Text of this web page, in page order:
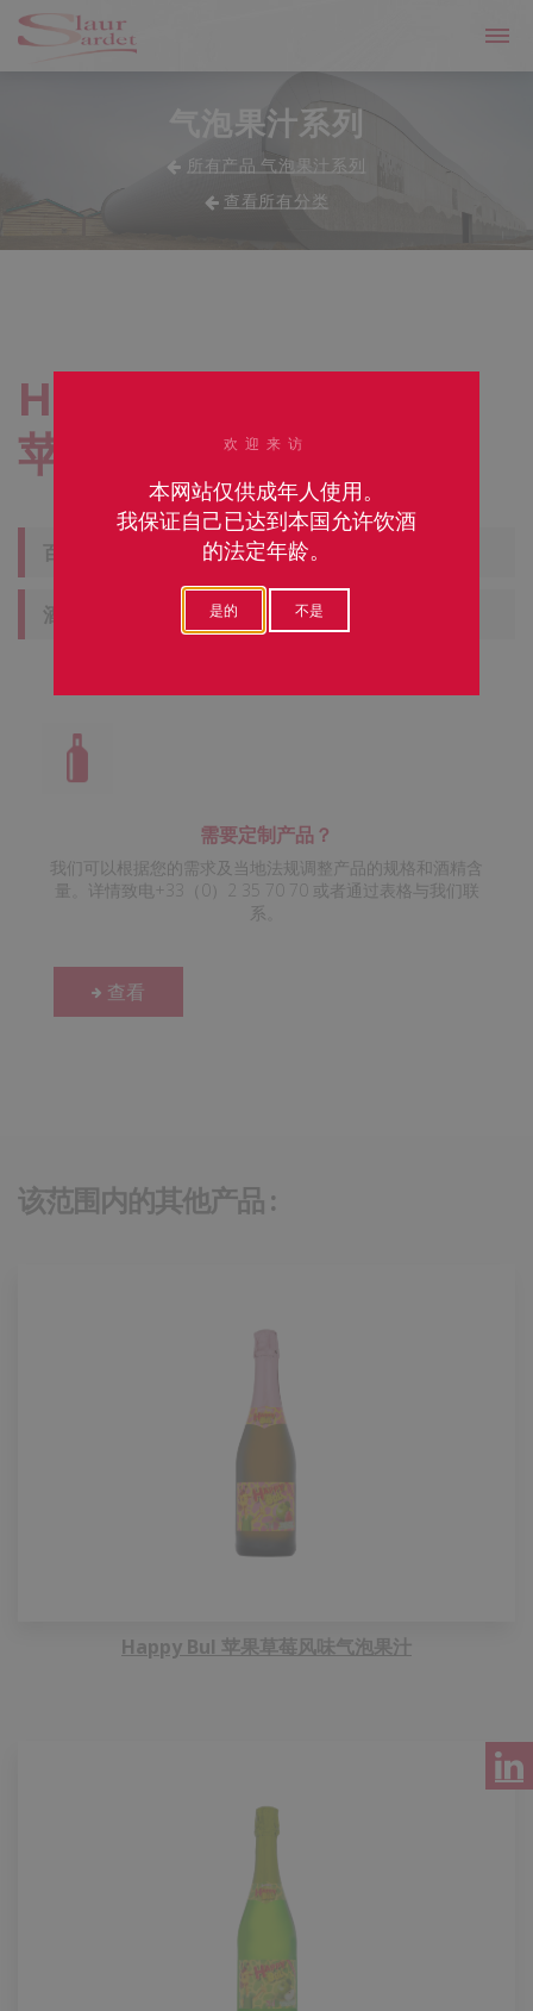
气泡果汁系列
所有产品 气泡果汁系列
查看所有分类
Happy Bul
苹果樱桃风味气泡果汁
百分比 :
酒精含量 :
需要定制产品？
我们可以根据您的需求及当地法规调整产品的规格和酒精含
量。详情致电+33（0）2 35 70 70 或者通过表格与我们联
系。
查看
该范围内的其他产品 :
Happy Bul 苹果草莓风味气泡果汁
欢迎来访
本网站仅供成年人使用。
我保证自己已达到本国允许饮酒
的法定年龄。
是的 不是